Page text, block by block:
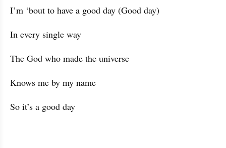
I’m ‘bout to have a good day (Good day)
In every single way
The God who made the universe
Knows me by my name
So it’s a good day